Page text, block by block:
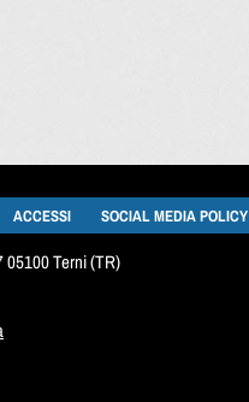
ACCESSI SOCIAL MEDIA POLICY
05100 Terni (TR)